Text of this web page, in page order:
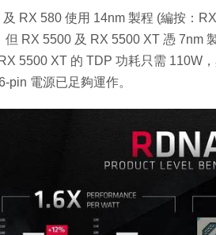
及 RX 580 使用 14nm 製程 (編按：
但 RX 5500 及 RX 5500 XT 憑 7nm
5500 XT 的 TDP 功耗只需 110W
pin 電源已足夠運作。